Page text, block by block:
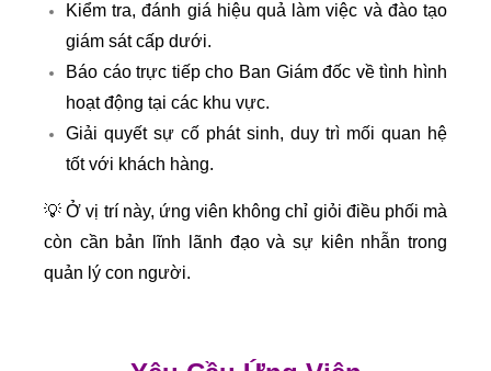
Kiểm tra, đánh giá hiệu quả làm việc và đào tạo
giám sát cấp dưới.
Báo cáo trực tiếp cho Ban Giám đốc về tình hình
hoạt động tại các khu vực.
Giải quyết sự cố phát sinh, duy trì mối quan hệ
tốt với khách hàng.
💡 Ở vị trí này, ứng viên không chỉ giỏi điều phối mà
còn cần bản lĩnh lãnh đạo và sự kiên nhẫn trong
quản lý con người.